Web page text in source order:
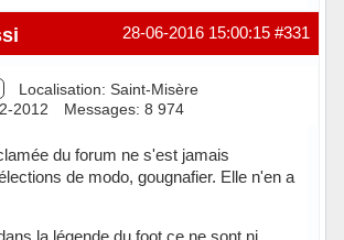
#331
28-06-2016 15:00:15
Localisation: Saint-Misère
2012
Messages: 8 974
du forum ne s'est jamais
de modo, gougnafier. Elle n'en a
la légende du foot ce ne sont ni